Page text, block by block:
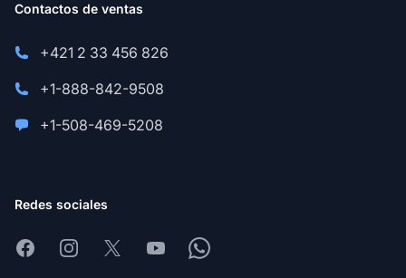
Contactos de ventas
+421 2 33 456 826
+1-888-842-9508
+1-508-469-5208
Redes sociales
FacebookInstagram
X YoutubeWhatsapp